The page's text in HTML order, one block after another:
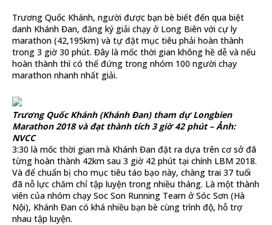
Trương Quốc Khánh, người được bạn bè biết đến qua biệt
danh Khánh Đan, đăng ký giải chạy ở Long Biên với cự ly
marathon (42,195km) và tự đặt mục tiêu phải hoàn thành
trong 3 giờ 30 phút. Đây là mốc thời gian không hề dễ và nếu
hoàn thành thì có thể đứng trong nhóm 100 người chạy
marathon nhanh nhất giải.
Trương Quốc Khánh (Khánh Đan) tham dự Longbien
Marathon 2018 và đạt thành tích 3 giờ 42 phút – Ảnh:
NVCC
3:30 là mốc thời gian mà Khánh Đan đặt ra dựa trên cơ sở đã
từng hoàn thành 42km sau 3 giờ 42 phút tại chính LBM 2018.
Và để chuẩn bị cho mục tiêu táo bạo này, chàng trai 37 tuổi
đã nỗ lực chăm chỉ tập luyện trong nhiều tháng. Là một thành
viên của nhóm chạy Soc Son Running Team ở Sóc Sơn (Hà
Nội), Khánh Đan có khá nhiều bạn bè cùng trình độ, hỗ trợ
nhau tập luyện.